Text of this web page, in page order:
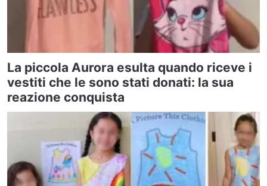
La piccola Aurora esulta quando riceve i
vestiti che le sono stati donati: la sua
reazione conquista